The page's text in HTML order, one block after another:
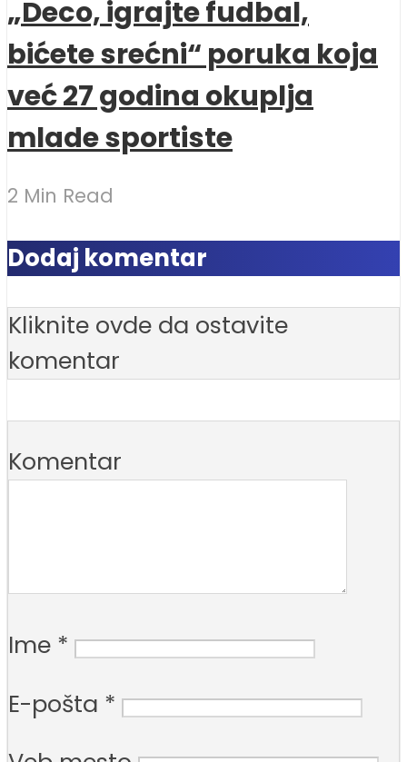
„Deco, igrajte fudbal,
bićete srećni“ poruka koja
već 27 godina okuplja
mlade sportiste
2 Min Read
Dodaj komentar
Kliknite ovde da ostavite
komentar
Komentar
Ime *
E-pošta *